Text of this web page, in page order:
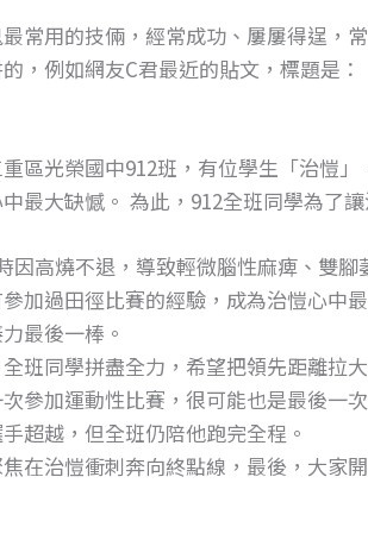
最常用的技倆，經常成功、屢屢得逞，
，例如網友C君最近的貼文，標題是
區光榮國中912班，有位學生「治愷
最大缺憾。 為此，912全班同學為
因高燒不退，導致輕微腦性麻痺、雙
加過田徑比賽的經驗，成為治愷心中
最後一棒。
班同學拼盡全力，希望把領先距離拉
參加運動性比賽，很可能也是最後一
超越，但全班仍陪他跑完全程。
在治愷衝刺奔向終點線，最後，大家